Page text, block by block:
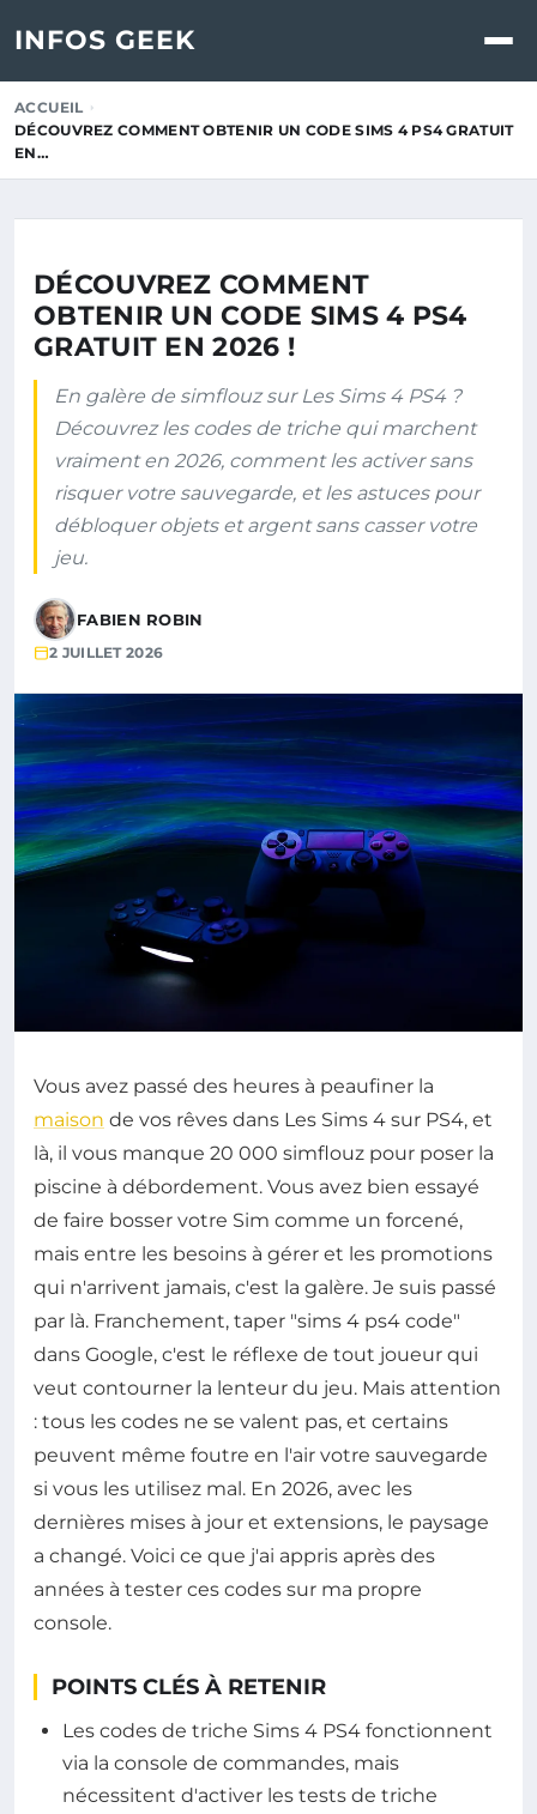
INFOS GEEK
ACCUEIL
DÉCOUVREZ COMMENT OBTENIR UN CODE SIMS 4 PS4 GRATUIT
EN…
DÉCOUVREZ COMMENT
OBTENIR UN CODE SIMS 4 PS4
GRATUIT EN 2026 !
En galère de simflouz sur Les Sims 4 PS4 ?
Découvrez les codes de triche qui marchent
vraiment en 2026, comment les activer sans
risquer votre sauvegarde, et les astuces pour
débloquer objets et argent sans casser votre
jeu.
FABIEN ROBIN
2 JUILLET 2026
Vous avez passé des heures à peaufiner la
maison de vos rêves dans Les Sims 4 sur PS4, et
là, il vous manque 20 000 simflouz pour poser la
piscine à débordement. Vous avez bien essayé
de faire bosser votre Sim comme un forcené,
mais entre les besoins à gérer et les promotions
qui n'arrivent jamais, c'est la galère. Je suis passé
par là. Franchement, taper "sims 4 ps4 code"
dans Google, c'est le réflexe de tout joueur qui
veut contourner la lenteur du jeu. Mais attention
: tous les codes ne se valent pas, et certains
peuvent même foutre en l'air votre sauvegarde
si vous les utilisez mal. En 2026, avec les
dernières mises à jour et extensions, le paysage
a changé. Voici ce que j'ai appris après des
années à tester ces codes sur ma propre
console.
POINTS CLÉS À RETENIR
Les codes de triche Sims 4 PS4 fonctionnent
via la console de commandes, mais
nécessitent d'activer les tests de triche